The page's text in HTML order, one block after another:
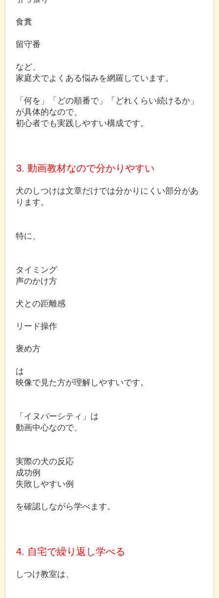
食糞
留守番
など、
家庭犬でよくある悩みを網羅しています。
「何を」「どの順番で」「どれくらい続けるか」
が具体的なので、
初心者でも実践しやすい構成です。
3. 動画教材なので分かりやすい
犬のしつけは文章だけでは分かりにくい部分があ
ります。
特に、
タイミング
声のかけ方
犬との距離感
リード操作
褒め方
は
映像で見た方が理解しやすいです。
「イヌバーシティ」は
動画中心なので、
実際の犬の反応
成功例
失敗しやすい例
を確認しながら学べます。
4. 自宅で繰り返し学べる
しつけ教室は、